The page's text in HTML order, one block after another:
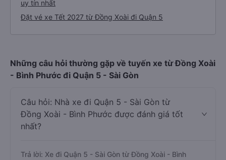
uy tín nhất
Đặt vé xe Tết 2027 từ Đồng Xoài đi Quận 5
Những câu hỏi thường gặp về tuyến xe từ Đồng Xoài
- Bình Phước đi Quận 5 - Sài Gòn
Câu hỏi: Nhà xe đi Quận 5 - Sài Gòn từ
Đồng Xoài - Bình Phước được đánh giá tốt
nhất?
Trả lời: Xe đi Quận 5 - Sài Gòn từ Đồng Xoài - Bình